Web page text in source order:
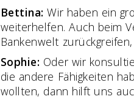
Bettina: Wir haben ein
weiterhelfen. Auch beim
Bankenwelt
Sophie: Oder wir
die andere Fähigkeiten
wollten, dann hilft uns